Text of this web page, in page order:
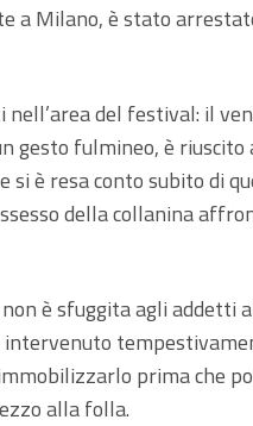
a Milano, è stato
del festival: il
gesto fulmineo, è
si è resa conto subito di
della collanina
è sfuggita agli addetti
prima che
alla folla.